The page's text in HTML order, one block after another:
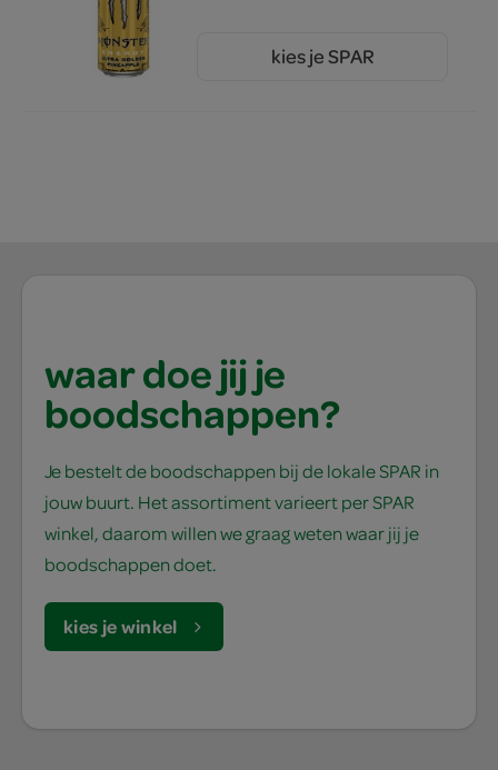
kies je SPAR
waar doe jij je
boodschappen?
Je bestelt de boodschappen bij de lokale SPAR in
jouw buurt. Het assortiment varieert per SPAR
winkel, daarom willen we graag weten waar jij je
boodschappen doet.
kies je winkel